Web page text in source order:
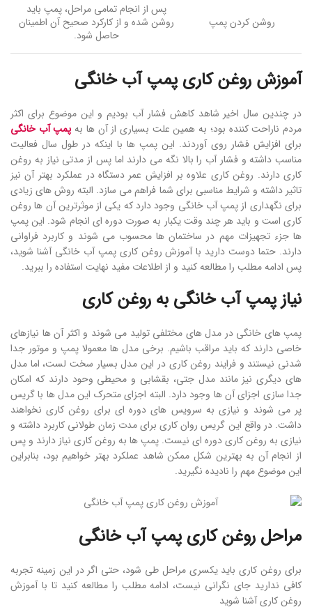
روشن کردن پمپ
پس از انجام تمامی مراحل، پمپ باید
روشن شده و از کارکرد صحیح آن اطمینان
حاصل شود.
آموزش روغن کاری پمپ آب خانگی
در چندین سال اخیر شاهد کاهش فشار آب بودیم و این موضوع برای اکثر
مردم ناراحت کننده بود؛ به همین علت بسیاری از آن ها به پمپ آب خانگی
برای افزایش فشار روی آوردند. این پمپ ها با اینکه در طول سال فعالیت
مناسب داشته و فشار آب را بالا نگه می دارند اما پس از مدتی نیاز به روغن
کاری دارند. روغن کاری علاوه بر افزایش عمر دستگاه در عملکرد بهتر آن نیز
تاثیر داشته و شرایط مناسبی برای شما فراهم می سازد. البته روش های زیادی
برای نگهداری از پمپ آب خانگی وجود دارد که یکی از موثرترین آن ها روغن
کاری است و باید هر چند وقت یکبار به صورت دوره ای انجام شود. این پمپ
ها جزء تجهیزات مهم در ساختمان ها محسوب می شوند و کاربرد فراوانی
دارند. حتما دوست دارید با آموزش روغن کاری پمپ آب خانگی آشنا شوید،
پس ادامه مطلب را مطالعه کنید و از اطلاعات مفید نهایت استفاده را ببرید.
نیازپمپآبخانگی به روغنکاری
پمپ های خانگی در مدل های مختلفی تولید می شوند و اکثر آن ها نیازهای
خاصی دارند که باید مراقب باشیم. برخی مدل ها معمولا پمپ و موتور جدا
شدنی نیستند و فرایند روغن کاری در این مدل بسیار سخت لست، اما مدل
های دیگری نیز مانند مدل جتی، بقشابی و محیطی وحود دارند که امکان
جدا سازی اجزای آن ها وجود دارد. البته اجزای متحرک این مدل ها با گریس
پر می شوند و نیازی به سرویس های دوره ای برای روغن کاری نخواهند
داشت. در واقع این گریس روان کاری برای مدت زمان طولانی کاربرد داشته و
نیازی به روغن کاری دوره ای نیست. پمپ ها به روغن کاری نیاز دارند و پس
از انجام آن به بهترین شکل ممکن شاهد عملکرد بهتر خواهیم بود، بنابراین
این موضوع مهم را نادیده نگیرید.
مراحل روغن کاری پمپ آب خانگی
برای روغن کاری باید یکسری مراحل طی شود، حتی اگر در این زمینه تجربه
کافی ندارید جای نگرانی نیست، ادامه مطلب را مطالعه کنید تا با آموزش
روغن کاری آشنا شوید